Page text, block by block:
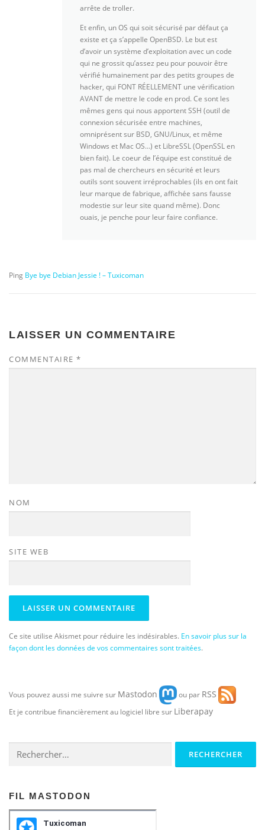
arrête de troller.
Et enfin, un OS qui soit sécurisé par défaut ça
existe et ça s’appelle OpenBSD. Le but est
d’avoir un système d’exploitation avec un code
qui ne grossit qu’assez peu pour pouvoir être
vérifié humainement par des petits groupes de
hacker, qui FONT RÉELLEMENT une vérification
AVANT de mettre le code en prod. Ce sont les
mêmes gens qui nous apportent SSH (outil de
connexion sécurisée entre machines,
omniprésent sur BSD, GNU/Linux, et même
Windows et Mac OS…) et LibreSSL (OpenSSL en
bien fait). Le coeur de l’équipe est constitué de
pas mal de chercheurs en sécurité et leurs
outils sont souvent irréprochables (ils en ont fait
leur marque de fabrique, affichée sans fausse
modestie sur leur site quand même). Donc
ouais, je penche pour leur faire confiance.
Ping Bye bye Debian Jessie ! – Tuxicoman
LAISSER UN COMMENTAIRE
COMMENTAIRE *
NOM
SITE WEB
Ce site utilise Akismet pour réduire les indésirables. En savoir plus sur la
façon dont les données de vos commentaires sont traitées.
Vous pouvez aussi me suivre sur Mastodon ou par RSS
Et je contribue financièrement au logiciel libre sur Liberapay
FIL MASTODON